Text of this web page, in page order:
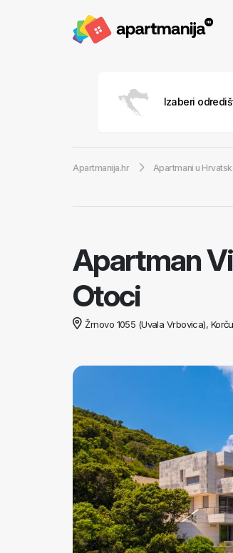
Izaberi
Apartmanija.hr Apartmani u
Apartman
Otoci
Žrnovo 1055 (Uvala Vrbovica),